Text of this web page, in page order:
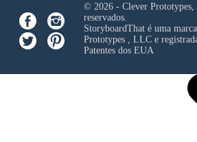
© 2026 - Clever
reservados.
StoryboardThat é uma
Prototypes , LLCe
Patentes dos EUA